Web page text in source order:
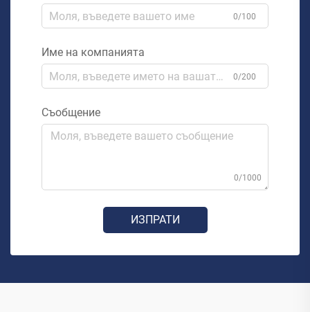
0/100
Име на компанията
0/200
Съобщение
0/1000
ИЗПРАТИ